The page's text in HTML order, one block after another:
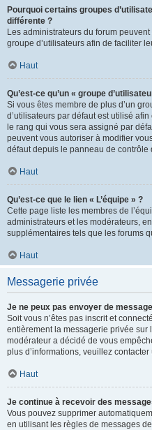
Pourquoi certains groupes
différente ?
Les administrateurs du forum
groupe d’utilisateurs afin de faciliter
Haut
Qu’est-ce qu’un « groupe
Si vous êtes membre de plus d’un
d’utilisateurs par défaut est utilisé
le rang qui vous sera assigné par
peuvent vous autoriser à modifier
défaut depuis le panneau de contrôle
Haut
Qu’est-ce que le lien « L’équipe » ?
Cette page liste les membres de
administrateurs et les modérateurs,
supplémentaires tels que les forums
Haut
Messagerie privée
Je ne peux pas envoyer de
Soit vous n’êtes pas inscrit et
entièrement la messagerie privée sur
modérateur a décidé de vous
plus d’informations, veuillez
Haut
Je continue à recevoir des
Vous pouvez supprimer
en utilisant les règles de messages